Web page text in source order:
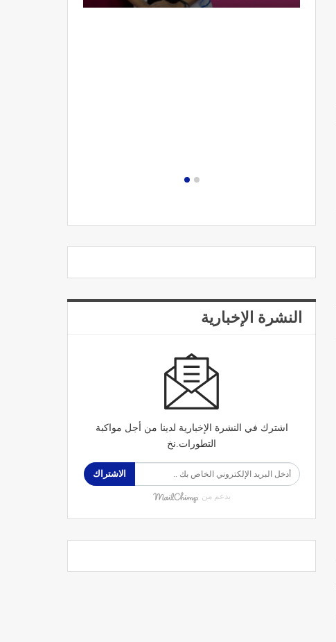
النشرة الإخبارية
اشترك في النشرة الإخبارية لدينا من أجل مواكبة
التطورات.نخ
الاشتراك
بدعم من